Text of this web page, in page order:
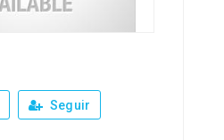
Sobre Nosotros
Seguir